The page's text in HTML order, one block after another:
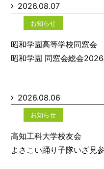
2026.08.07
お知らせ
昭和学園高等学校同窓会
昭和学園 同窓会総
2026.08.06
お知らせ
高知工科大学校友会
よさこい踊